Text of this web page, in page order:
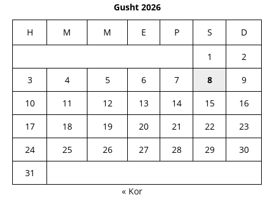
Gusht 2026
H M M E P S D
1
2
3
4 5 6 7 8
9
10
11 12 13 14 15
16
17
18 19 20 21 22
23
24
25 26 27 28 29
30
31
« Kor